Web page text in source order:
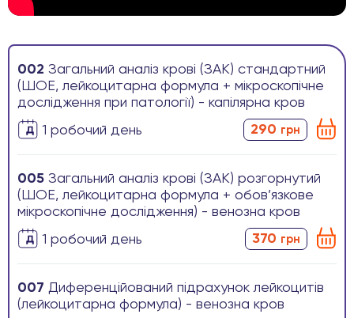
002 Загальний аналіз крові (ЗАК) стандартний
(ШОЕ, лейкоцитарна формула + мікроскопічне
дослідження при патології) - капілярна кров
1 робочиӣ день
290 грн
005 Загальний аналіз крові (ЗАК) розгорнутий
(ШОЕ, лейкоцитарна формула + обов’язкове
мікроскопічне дослідження) - венозна кров
1 робочиӣ день
370 грн
007 Диференційований підрахунок лейкоцитів
(лейкоцитарна формула) - венозна кров